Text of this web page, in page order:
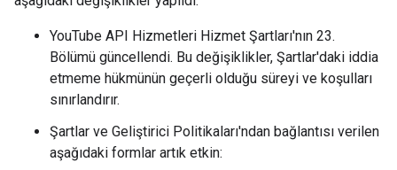
YouTube API Hizmetleri Hizmet Şartları'nın 23.
Bölümü güncellendi. Bu değişiklikler, Şartlar'daki iddia
etmeme hükmünün geçerli olduğu süreyi ve koşulları
sınırlandırır.
Şartlar ve Geliştirici Politikaları'ndan bağlantısı verilen
aşağıdaki formlar artık etkin: